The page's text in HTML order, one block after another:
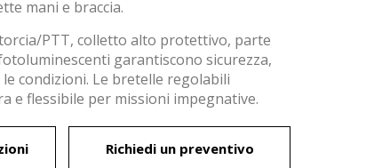
mani e braccia.
PTT, colletto alto protettivo, parte
garantiscono sicurezza,
condizioni. Le bretelle regolabili
e flessibile per missioni impegnative.
Richiedi un preventivo